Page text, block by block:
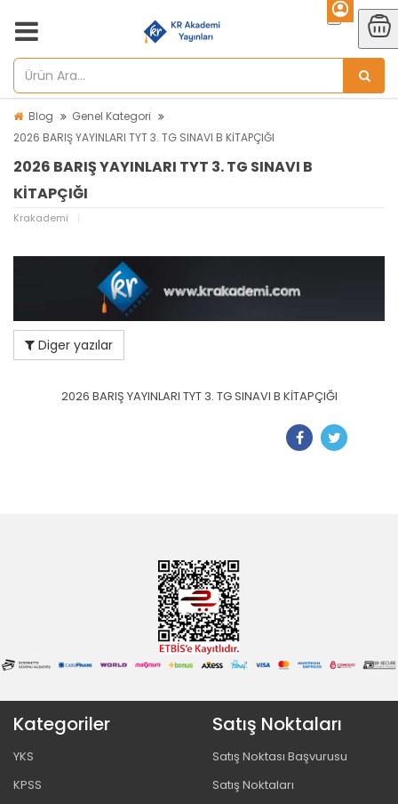
Blog
Genel Kategori
2026 BARIŞ YAYINLARI TYT 3. TG SINAVI B KİTAPÇIĞI
2026 BARIŞ YAYINLARI TYT 3. TG SINAVI B
KİTAPÇIĞI
Krakademi
Diger yazılar
2026 BARIŞ YAYINLARI TYT 3. TG SINAVI B KİTAPÇIĞI
Kategoriler
YKS
KPSS
Satış Noktaları
Satış Noktası Başvurusu
Satış Noktaları